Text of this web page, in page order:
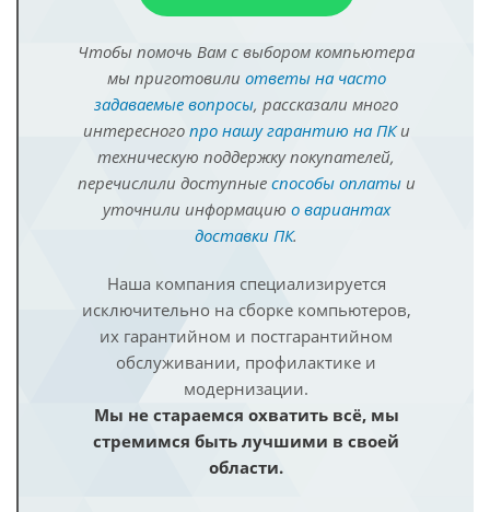
Чтобы помочь Вам с выбором компьютера
мы приготовили ответы на часто
задаваемые вопросы, рассказали много
интересного про нашу гарантию на ПКи
техническую поддержку покупателей,
перечислили доступные способы оплатыи
уточнили информацию о вариантах
доставки ПК.
Наша компания специализируется
исключительно на сборке компьютеров,
их гарантийном и постгарантийном
обслуживании, профилактике и
модернизации.
Мы не стараемся охватить всё, мы
стремимся быть лучшими в своей
области.